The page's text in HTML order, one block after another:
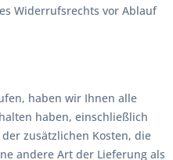
Widerrufsrechts vor Ablauf
haben wir Ihnen alle
haben, einschließlich
zusätzlichen Kosten, die
andere Art der Lieferung als